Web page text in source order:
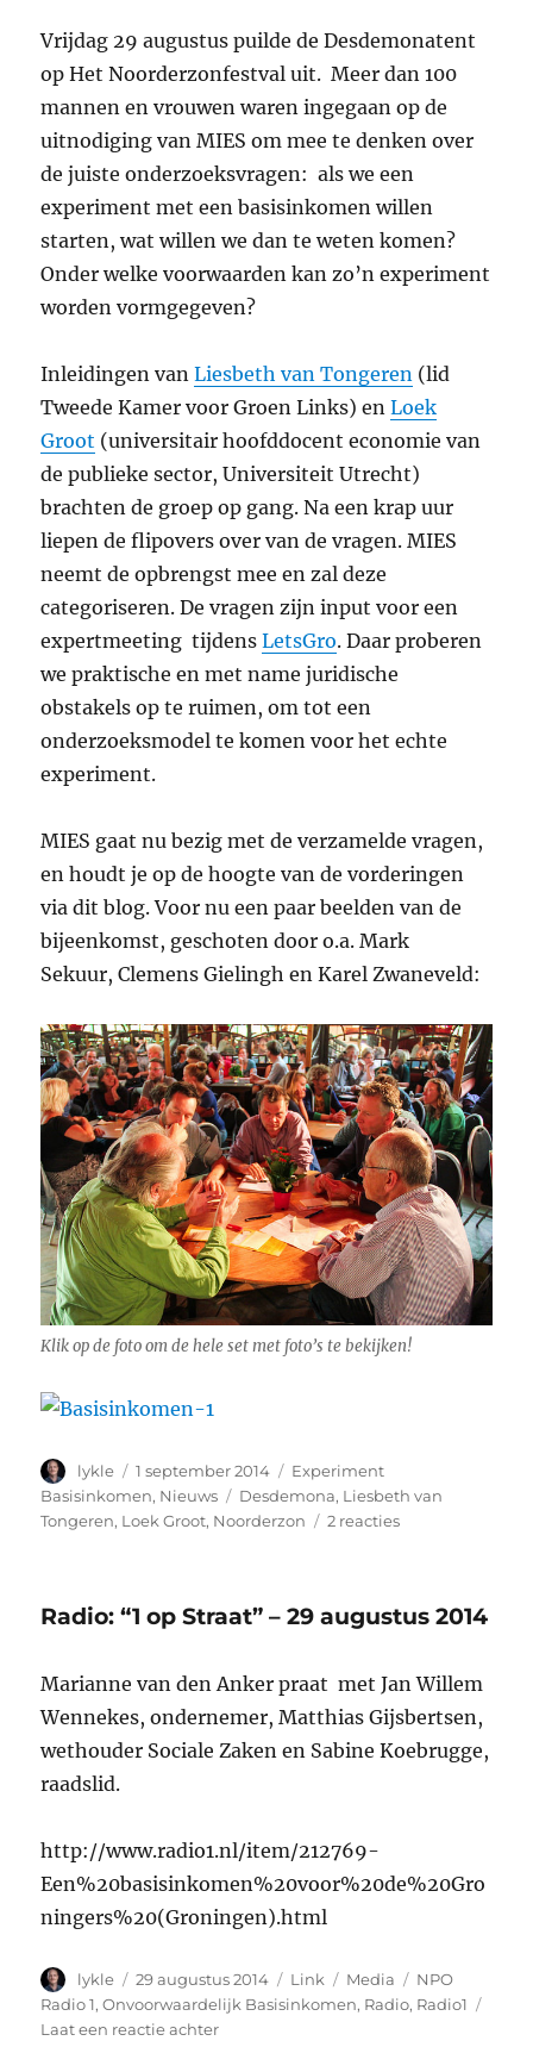
Vrijdag 29 augustus puilde de Desdemonatent
op Het Noorderzonfestval uit. Meer dan 100
mannen en vrouwen waren ingegaan op de
uitnodiging van MIES om mee te denken over
de juiste onderzoeksvragen: als we een
experiment met een basisinkomen willen
starten, wat willen we dan te weten komen?
Onder welke voorwaarden kan zo’n experiment
worden vormgegeven?
Inleidingen vanLiesbeth van Tongeren (lid
Tweede Kamer voor Groen Links) enLoek
Groot (universitair hoofddocent economie van
de publieke sector, Universiteit Utrecht)
brachten de groep op gang. Na een krap uur
liepen de flipovers over van de vragen. MIES
neemt de opbrengst mee en zal deze
categoriseren. De vragen zijn input voor een
expertmeeting tijdensLetsGro. Daar proberen
we praktische en met name juridische
obstakels op te ruimen, om tot een
onderzoeksmodel te komen voor het echte
experiment.
MIES gaat nu bezig met de verzamelde vragen,
en houdt je op de hoogte van de vorderingen
via dit blog. Voor nu een paar beelden van de
bijeenkomst, geschoten door o.a. Mark
Sekuur, Clemens Gielingh en Karel Zwaneveld:
Klik op de foto om de hele set met foto’s te bekijken!
Auteur
lykle
Geplaatst
op
1 september 2014 Categorieën
Experiment
Basisinkomen, Nieuws Tags
Desdemona, Liesbeth van
Tongeren, Loek Groot, Noorderzon 2 reactiesop
Radio: “1 op Straat” – 29 augustus 2014
Marianne van den Anker praat met Jan Willem
Wennekes, ondernemer, Matthias Gijsbertsen,
wethouder Sociale Zaken en Sabine Koebrugge,
raadslid.
http://www.radio1.nl/item/212769-
Een%20basisinkomen%20voor%20de%20Gro
ningers%20(Groningen).html
Auteur
lykle
Geplaatst
op
29 augustus 2014 Format
Link Categorieën
Media Tags
NPO
Radio 1,Onvoorwaardelijk Basisinkomen, Radio, Radio1
Laat een reactie achterop